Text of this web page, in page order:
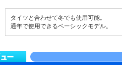
タイツと合わせて冬でも使用可能。
通年で使用できるベーシックモデル。